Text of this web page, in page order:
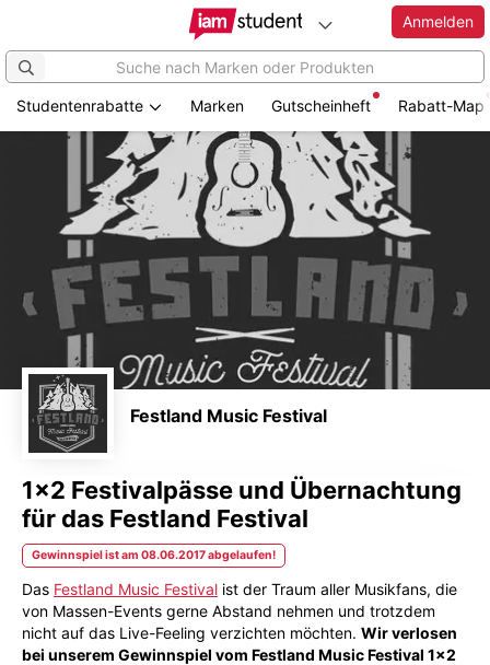
Anmelden
Studentenrabatte Marken Gutscheinheft Rabatt-Map
Festland Music Festival
1x2 Festivalpässe und Übernachtung
für das Festland Festival
Gewinnspiel ist am 08.06.2017 abgelaufen!
Das Festland Music Festival ist der Traum aller Musikfans, die
von Massen-Events gerne Abstand nehmen und trotzdem
nicht auf das Live-Feeling verzichten möchten. Wir verlosen
bei unserem Gewinnspiel vom Festland Music Festival 1x2